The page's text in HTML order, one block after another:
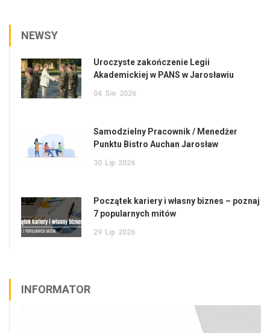
NEWSY
Uroczyste zakończenie Legii
Akademickiej w PANS w Jarosławiu
04 Sie 2026
Samodzielny Pracownik / Menedżer
Punktu Bistro Auchan Jarosław
30 Lip 2026
Początek kariery i własny biznes – poznaj
7 popularnych mitów
29 Lip 2026
INFORMATOR